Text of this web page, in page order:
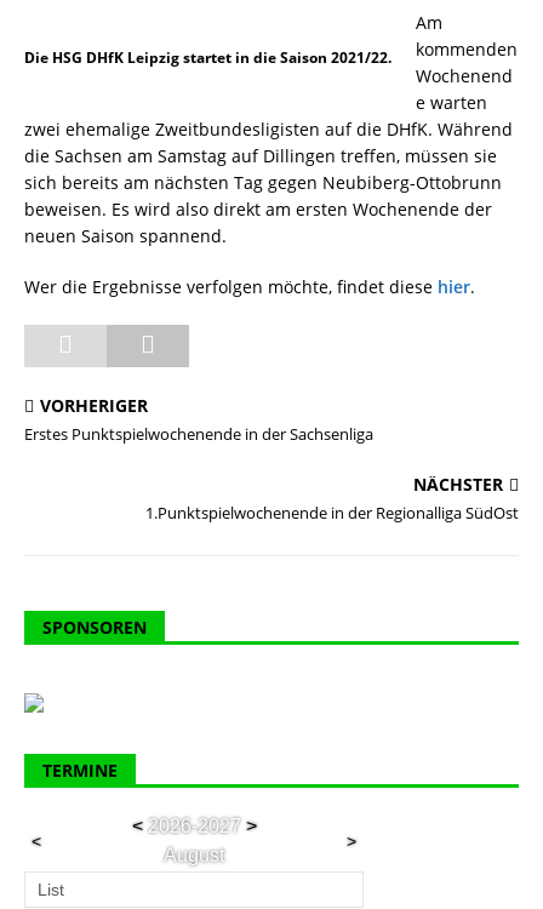
Die HSG DHfK Leipzig startet in die Saison 2021/22.
Am
kommenden
Wochenend
e warten
zwei ehemalige Zweitbundesligisten auf die DHfK. Während
die Sachsen am Samstag auf Dillingen treffen, müssen sie
sich bereits am nächsten Tag gegen Neubiberg-Ottobrunn
beweisen. Es wird also direkt am ersten Wochenende der
neuen Saison spannend.
Wer die Ergebnisse verfolgen möchte, findet diese hier.
VORHERIGER
Erstes Punktspielwochenende in der Sachsenliga
NÄCHSTER
1.Punktspielwochenende in der Regionalliga SüdOst
SPONSOREN
TERMINE
<
<2026-2027 >
August
>
List